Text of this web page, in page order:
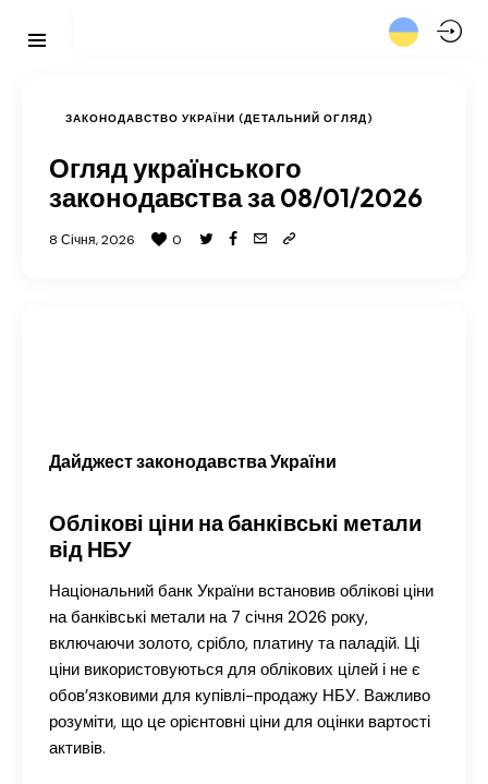
ЗАКОНОДАВСТВО УКРАЇНИ (ДЕТАЛЬНИЙ ОГЛЯД)
Огляд українського
законодавства за 08/01/2026
8 Січня, 2026 0
Дайджест законодавства України
Облікові ціни на банківські метали
від НБУ
Національний банк України встановив облікові ціни
на банківські метали на 7 січня 2026 року,
включаючи золото, срібло, платину та паладій. Ці
ціни використовуються для облікових цілей і не є
обов’язковими для купівлі-продажу НБУ. Важливо
розуміти, що це орієнтовні ціни для оцінки вартості
активів.